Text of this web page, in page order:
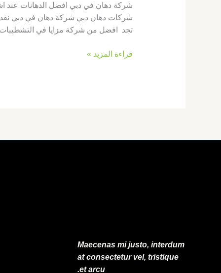
شركة دهان في دبي افضل الدهانات عند
شركات دهان دبي شركة دهان في دبي
تجد افضل من شركة مزايا في
قراءة المزيد »
Maecenas mi justo, interdum
at consectetur vel, tristique
et arcu.